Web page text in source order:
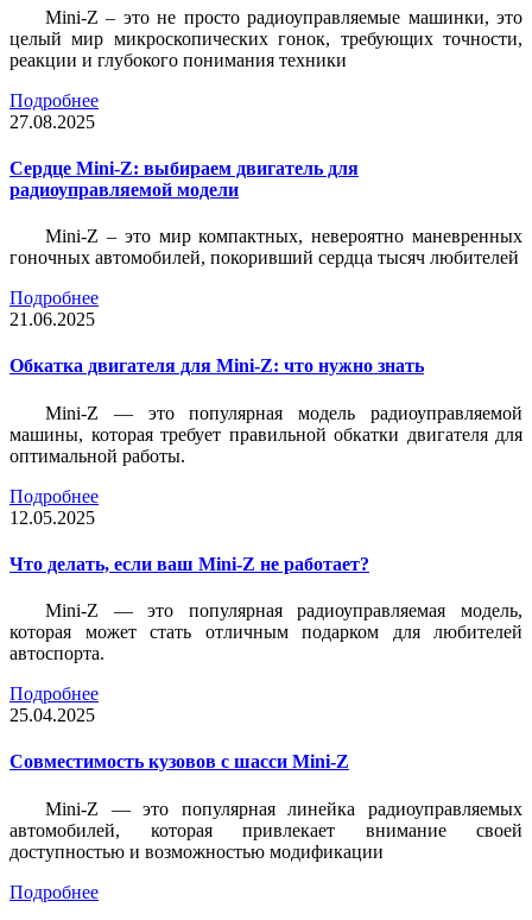
Mini-Z – это не просто радиоуправляемые машинки, это
целый мир микроскопических гонок, требующих точности,
реакции и глубокого понимания техники
Подробнее
27.08.2025
Сердце Mini-Z: выбираем двигатель для
радиоуправляемой модели
Mini-Z – это мир компактных, невероятно маневренных
гоночных автомобилей, покоривший сердца тысяч любителей
Подробнее
21.06.2025
Обкатка двигателя для Mini-Z: что нужно знать
Mini-Z — это популярная модель радиоуправляемой
машины, которая требует правильной обкатки двигателя для
оптимальной работы.
Подробнее
12.05.2025
Что делать, если ваш Mini-Z не работает?
Mini-Z — это популярная радиоуправляемая модель,
которая может стать отличным подарком для любителей
автоспорта.
Подробнее
25.04.2025
Совместимость кузовов с шасси Mini-Z
Mini-Z — это популярная линейка радиоуправляемых
автомобилей, которая привлекает внимание своей
доступностью и возможностью модификации
Подробнее